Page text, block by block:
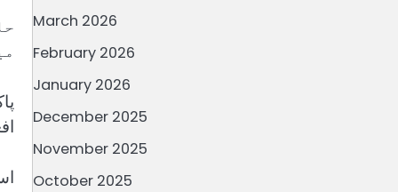
March 2026
February 2026
January 2026
December 2025
November 2025
October 2025